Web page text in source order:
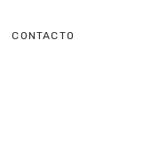
CONTACTO